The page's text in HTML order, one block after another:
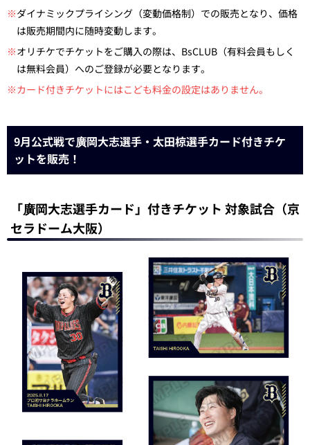
※ダイナミックプライシング（変動価格制）での販売となり、価格
は販売期間内に随時変動します。
※オリチケでチケットをご購入の際は、BsCLUB（有料会員もしく
は無料会員）へのご登録が必要となります。
※カード付きチケットにはこども料金の設定はありません。
9月公式戦で廣岡大志選手・太田椋選手カード付きチケ
ットを販売！
「廣岡大志選手カード」付きチケット 対象試合（京
セラドーム大阪）